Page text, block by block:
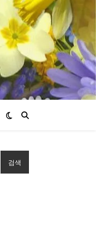
검색